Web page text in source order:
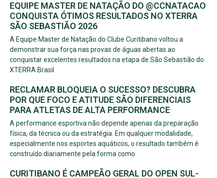
EQUIPE MASTER DE NATAÇÃO DO @CCNATACAO
CONQUISTA ÓTIMOS RESULTADOS NO XTERRA
SÃO SEBASTIÃO 2026
A Equipe Master de Natação do Clube Curitibano voltou a
demonstrar sua força nas provas de águas abertas ao
conquistar excelentes resultados na etapa de São Sebastião do
XTERRA Brasil
RECLAMAR BLOQUEIA O SUCESSO? DESCUBRA
POR QUE FOCO E ATITUDE SÃO DIFERENCIAIS
PARA ATLETAS DE ALTA PERFORMANCE
A performance esportiva não depende apenas da preparação
física, da técnica ou da estratégia. Em qualquer modalidade,
especialmente nos esportes aquáticos, o resultado também é
construído diariamente pela forma como
CURITIBANO É CAMPEÃO GERAL DO OPEN SUL-